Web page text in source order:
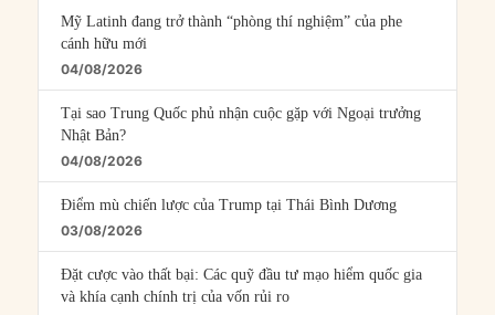
Mỹ Latinh đang trở thành “phòng thí nghiệm” của phe
cánh hữu mới
04/08/2026
Tại sao Trung Quốc phủ nhận cuộc gặp với Ngoại trưởng
Nhật Bản?
04/08/2026
Điểm mù chiến lược của Trump tại Thái Bình Dương
03/08/2026
Đặt cược vào thất bại: Các quỹ đầu tư mạo hiểm quốc gia
và khía cạnh chính trị của vốn rủi ro